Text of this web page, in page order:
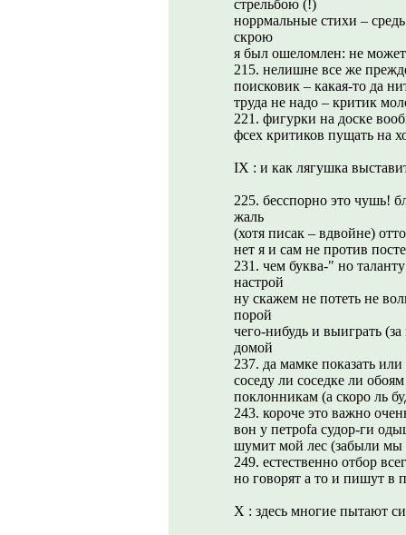
стрельбою (!)
норрмальные стихи –
скрою
я был ошеломлен: не
215. нелишне все же
поисковик – какая-то да
труда не надо – критик
221. фигурки на доске
фсех критиков пущать на
IX : и как лягушка
225. бесспорно это чушь!
жаль
(хотя писак – вдвойне)
нет я и сам не против
231. чем буква-" но
настрой
ну скажем не потеть не
порой
чего-нибудь и выиграть
домой
237. да мамке показать
соседу ли соседке ли
поклонникам (а скоро ль
243. короче это важно
вон у петроfа судор-ги
шумит мой лес (забыли мы
249. естественно отбор
но говорят а то и пишут в
X : здесь многие пытают